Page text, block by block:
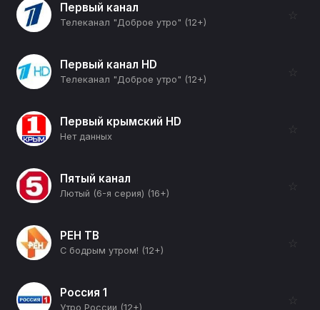
Первый канал
Телеканал "Доброе утро" (12+)
☆
Первый канал HD
Телеканал "Доброе утро" (12+)
☆
Первый крымский HD
Нет данных
☆
Пятый канал
Лютый (6-я серия) (16+)
☆
РЕН ТВ
С бодрым утром! (12+)
☆
Россия 1
Утро России (12+)
☆